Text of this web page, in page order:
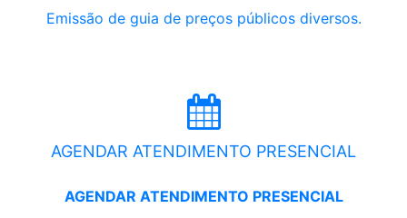
Emissão de guia de preços públicos diversos.
AGENDAR ATENDIMENTO PRESENCIAL
AGENDAR ATENDIMENTO PRESENCIAL